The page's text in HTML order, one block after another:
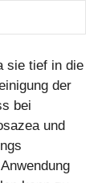
sie tief in die
der
bei
und